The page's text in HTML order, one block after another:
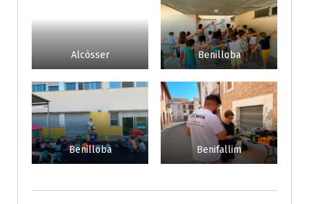
Alcòsser Benilloba
Benilloba Benifallim